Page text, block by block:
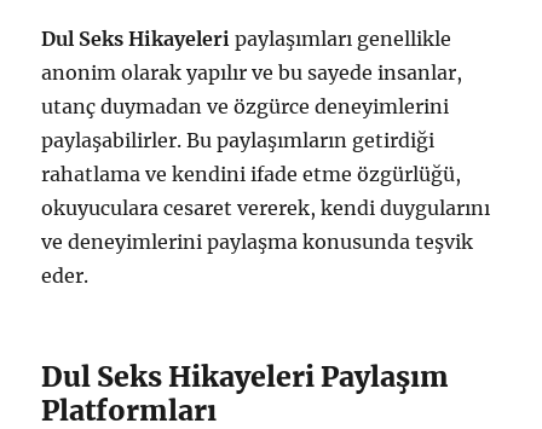
Dul Seks Hikayeleri paylaşımları genellikle
anonim olarak yapılır ve bu sayede insanlar,
utanç duymadan ve özgürce deneyimlerini
paylaşabilirler. Bu paylaşımların getirdiği
rahatlama ve kendini ifade etme özgürlüğü,
okuyuculara cesaret vererek, kendi duygularını
ve deneyimlerini paylaşma konusunda teşvik
eder.
Dul Seks Hikayeleri Paylaşım
Platformları